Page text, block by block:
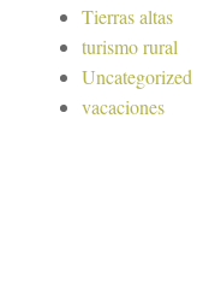
Tierras altas
turismo rural
Uncategorized
vacaciones